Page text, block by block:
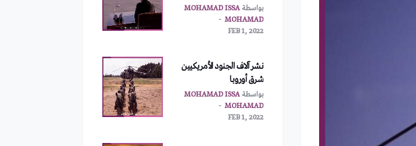
بواسطةMOHAMAD ISSA
MOHAMAD
FEB 1, 2022
نشر آلاف الجنود الأمريكيين
شرق أوروبا
بواسطةMOHAMAD ISSA
MOHAMAD
FEB 1, 2022